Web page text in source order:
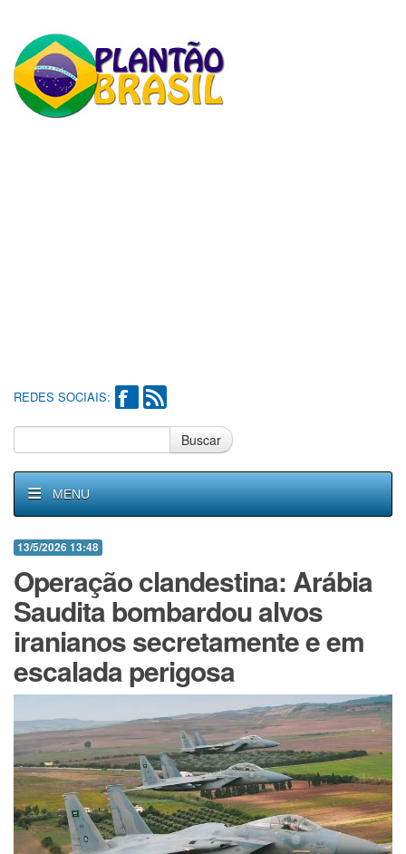
REDES SOCIAIS:
Buscar
MENU
13/5/2026 13:48
Operação clandestina: Arábia
Saudita bombardou alvos
iranianos secretamente e em
escalada perigosa